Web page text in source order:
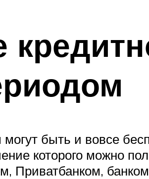
быть и вовсе
которого можно
Приватбанком,